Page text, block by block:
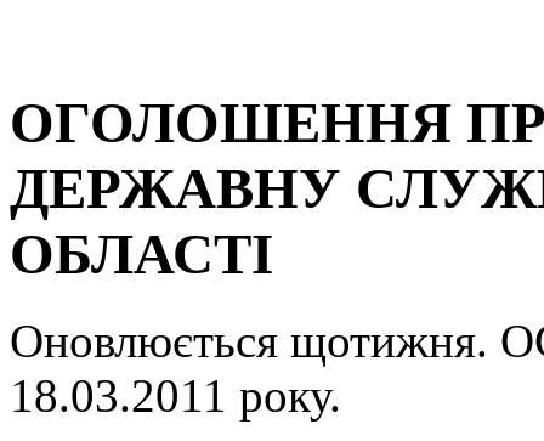
ОГОЛОШЕННЯ
ДЕРЖАВНУ
ОБЛАСТІ
Оновлюється
18.03.2011 року.